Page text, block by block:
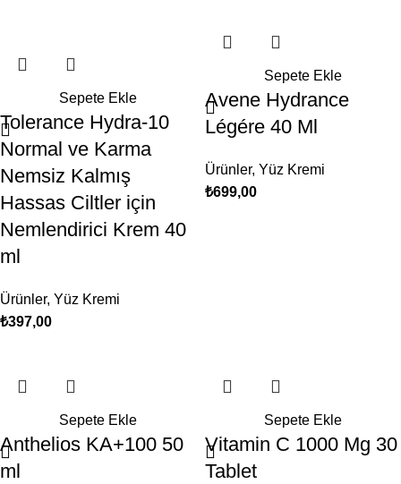
Sepete Ekle
Tolerance Hydra-10
Normal ve Karma
Nemsiz Kalmış
Hassas Ciltler için
Nemlendirici Krem 40
ml
Ürünler, Yüz Kremi
₺397,00
Sepete Ekle
Avene Hydrance
Légére 40 Ml
Ürünler, Yüz Kremi
₺699,00
Sepete Ekle
Anthelios KA+100 50
ml
Sepete Ekle
Vitamin C 1000 Mg 30
Tablet